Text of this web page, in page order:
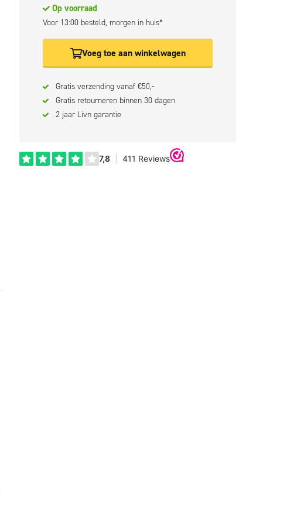
Op voorraad
Voor 13:00 besteld, morgen in huis*
Voeg toe aan winkelwagen
Gratis verzending vanaf €50,-
Gratis retourneren binnen 30 dagen
2 jaar Livn garantie